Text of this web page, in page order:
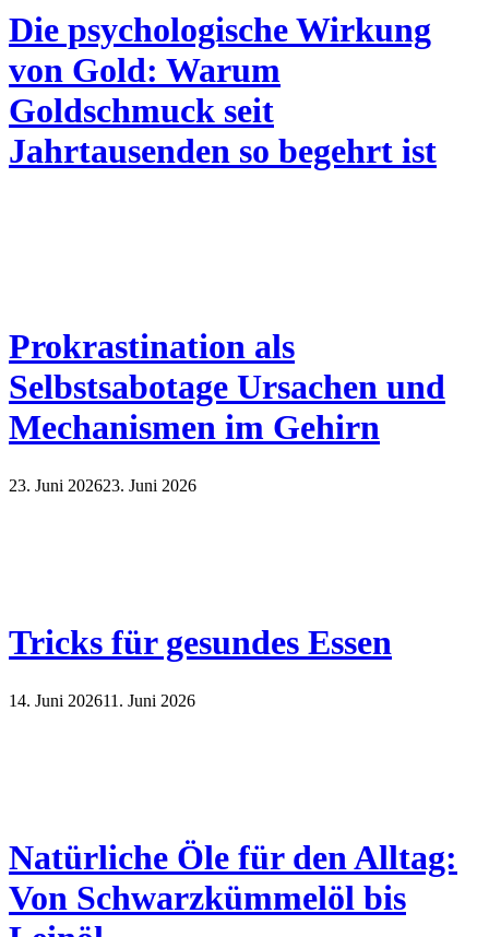
Die psychologische Wirkung
von Gold: Warum
Goldschmuck seit
Jahrtausenden so begehrt ist
Prokrastination als
Selbstsabotage Ursachen und
Mechanismen im Gehirn
23. Juni 202623. Juni 2026
Tricks für gesundes Essen
14. Juni 202611. Juni 2026
Natürliche Öle für den Alltag:
Von Schwarzkümmelöl bis